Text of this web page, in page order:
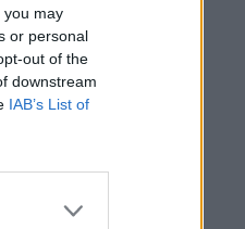
you may
or personal
out of the
downstream
IAB’s List of